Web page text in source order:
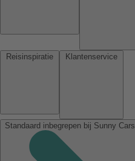
Standaard inbegrepen bij Sunny Cars